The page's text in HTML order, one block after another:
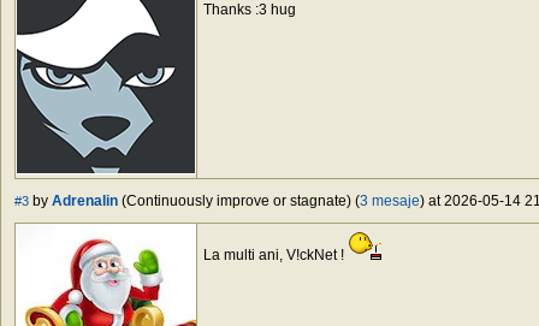
Thanks :3 hug
#3 by Adrenalin (Continuously improve or stagnate) (3 mesaje) at 2026-05-14
La multi ani, V!ckNet !